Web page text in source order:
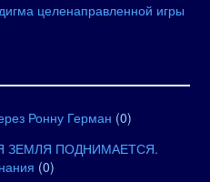
целенаправленной игры
Ронну Герман (0)
ЗЕМЛЯ ПОДНИМАЕТСЯ.
(0)